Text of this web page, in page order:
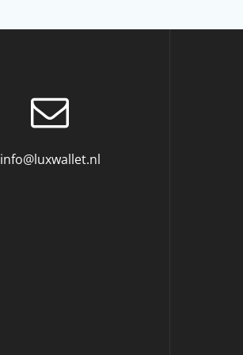
info@luxwallet.nl